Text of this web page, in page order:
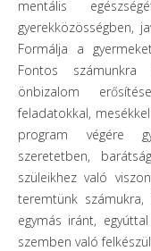
mentális
gyerekközösségben,
Formálja a
Fontos számunkra
önbizalom
feladatokkal,
program végére
szeretetben,
szüleikhez való
teremtünk
egymás iránt,
szemben való